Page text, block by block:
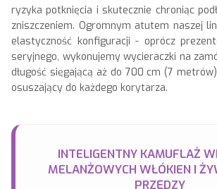
ryzyka potknięcia i skutecznie chroniąc
zniszczeniem. Ogromnym atutem naszej
elastyczność konfiguracji - oprócz
seryjnego, wykonujemy wycieraczki na
długość sięgającą aż do 700 cm (7
osuszający do każdego korytarza.
INTELIGENTNY KAMUFLAŻ
MELANŻOWYCH WŁÓKIEN I
PRZĘDZY